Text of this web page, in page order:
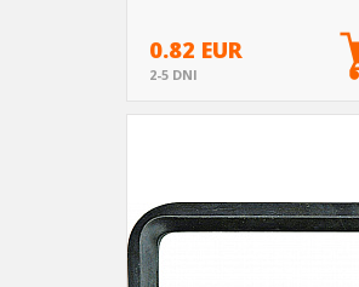
0.82 EUR
2-5 DNI